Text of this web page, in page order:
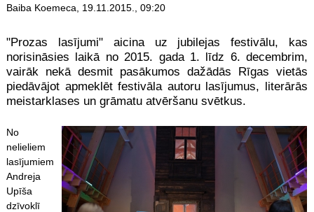
Baiba Koemeca, 19.11.2015., 09:20
"Prozas lasījumi" aicina uz jubilejas festivālu, kas
norisināsies laikā no 2015. gada 1. līdz 6. decembrim,
vairāk nekā desmit pasākumos dažādās Rīgas vietās
piedāvājot apmeklēt festivāla autoru lasījumus, literārās
meistarklases un grāmatu atvēršanu svētkus.
No
nelieliem
lasījumiem
Andreja
Upīša
dzīvoklī